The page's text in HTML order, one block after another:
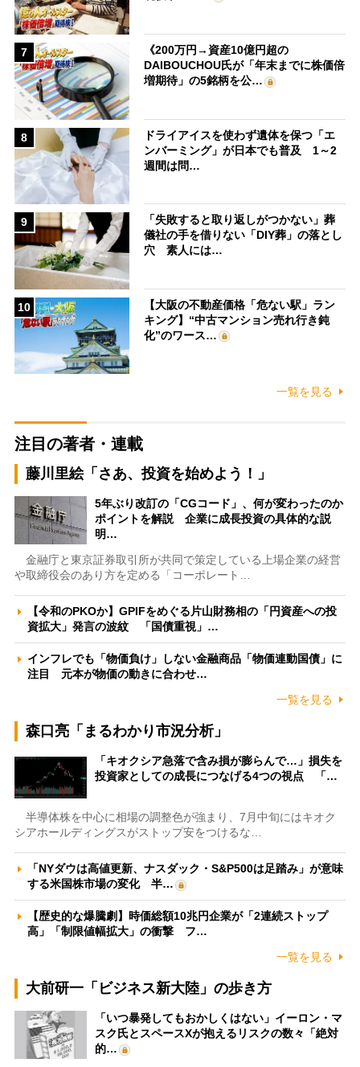
7
《200万円→資産10億円超の
DAIBOUCHOU氏が「年末までに株価倍
増期待」の5銘柄を公…
8
ドライアイスを使わず遺体を保つ「エ
ンバーミング」が日本でも普及 1～2
週間は問…
9
「失敗すると取り返しがつかない」葬
儀社の手を借りない「DIY葬」の落とし
穴 素人には…
10
【大阪の不動産価格「危ない駅」ラン
キング】“中古マンション売れ行き鈍
化”のワース…
一覧を見る
注目の著者・連載
藤川里絵「さあ、投資を始めよう！」
5年ぶり改訂の「CGコード」、何が変わったのか
ポイントを解説 企業に成長投資の具体的な説
明…
金融庁と東京証券取引所が共同で策定している上場企業の経営
や取締役会のあり方を定める「コーポレート…
【令和のPKOか】GPIFをめぐる片山財務相の「円資産への投
資拡大」発言の波紋 「国債重視」…
インフレでも「物価負け」しない金融商品「物価連動国債」に
注目 元本が物価の動きに合わせ…
一覧を見る
森口亮「まるわかり市況分析」
「キオクシア急落で含み損が膨らんで…」損失を
投資家としての成長につなげる4つの視点 「…
半導体株を中心に相場の調整色が強まり、7月中旬にはキオク
シアホールディングスがストップ安をつけるな…
「NYダウは高値更新、ナスダック・S&P500は足踏み」が意味
する米国株市場の変化 半…
【歴史的な爆騰劇】時価総額10兆円企業が「2連続ストップ
高」「制限値幅拡大」の衝撃 フ…
一覧を見る
大前研一「ビジネス新大陸」の歩き方
「いつ暴発してもおかしくはない」イーロン・マ
スク氏とスペースXが抱えるリスクの数々「絶対
的…